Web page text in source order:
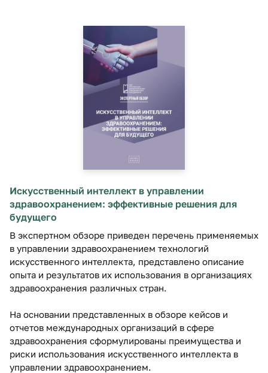
Искусственный интеллект в управлении
здравоохранением: эффективные решения для
будущего
В экспертном обзоре приведен перечень применяемых
в управлении здравоохранением технологий
искусственного интеллекта, представлено описание
опыта и результатов их использования в организациях
здравоохранения различных стран.
На основании представленных в обзоре кейсов и
отчетов международных организаций в сфере
здравоохранения сформулированы преимущества и
риски использования искусственного интеллекта в
управлении здравоохранением.